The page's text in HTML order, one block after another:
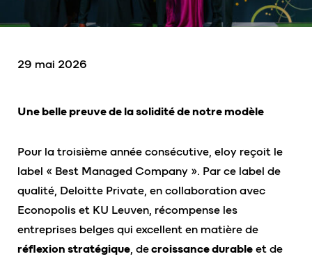
29 mai 2026
Une belle preuve de la solidité de notre modèle
Pour la troisième année consécutive, eloy reçoit le
label « Best Managed Company ». Par ce label de
qualité, Deloitte Private, en collaboration avec
Econopolis et KU Leuven, récompense les
entreprises belges qui excellent en matière de
réflexion stratégique, decroissance durable et de